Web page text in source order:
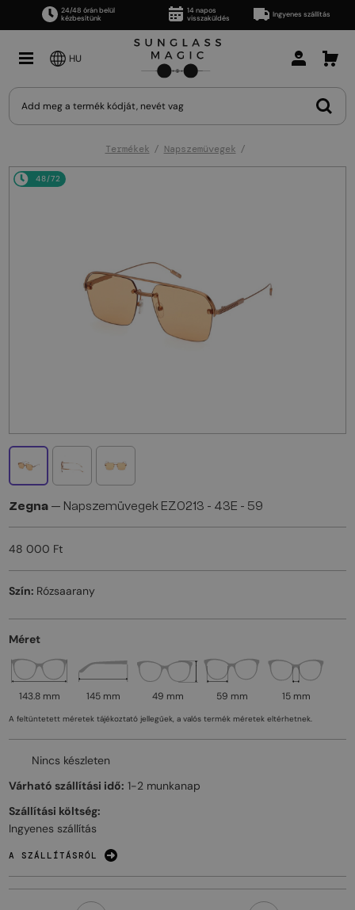
24/48 órán belül
kézbesítünk
14 napos
visszaküldés
Ingyenes szállítás
HU
Termékek Napszemüvegek
48/72
Zegna — Napszemüvegek EZ0213 - 43E - 59
48 000 Ft
Szín: Rózsaarany
Méret
143.8 mm 145 mm 49 mm 59 mm 15 mm
A feltüntetett méretek tájékoztató jellegűek, a valós termék méretek eltérhetnek.
Nincs készleten
Várható szállítási idő: 1-2 munkanap
Szállítási költség:
Ingyenes szállítás
A SZÁLLÍTÁSRÓL